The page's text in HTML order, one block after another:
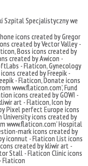
Szpital Specjalistyczny we
icons created by Gregor
created by Vector Valley -
,Boss icons created by
created by Awicon -
- Flaticon,Gynecology
created by Freepik -
- Flaticon,Donate icons
www.flaticon.com',Fund
icons created by GOWI -
art - Flaticon,Icon by
Pixel perfectEurope icons
University icons created by
www.flaticon.com'Hospital
mark icons created by
iconnut - FlaticonList icons
created by kliwir art -
Stall - Flaticon Clinic icons
Flaticon